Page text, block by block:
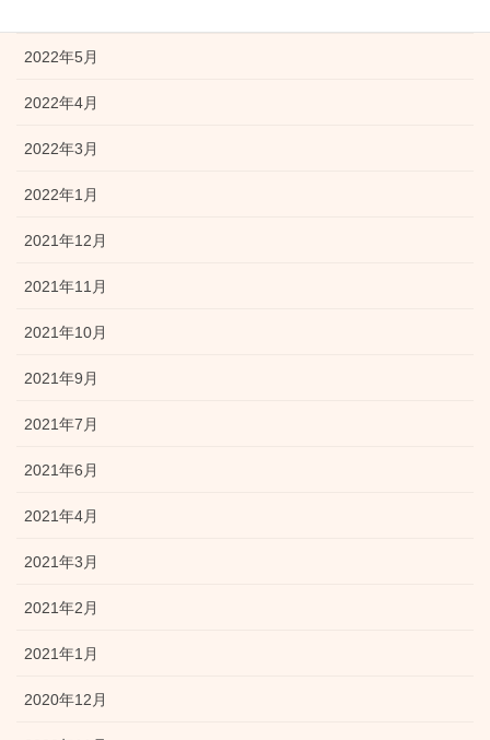
2022年5月
2022年4月
2022年3月
2022年1月
2021年12月
2021年11月
2021年10月
2021年9月
2021年7月
2021年6月
2021年4月
2021年3月
2021年2月
2021年1月
2020年12月